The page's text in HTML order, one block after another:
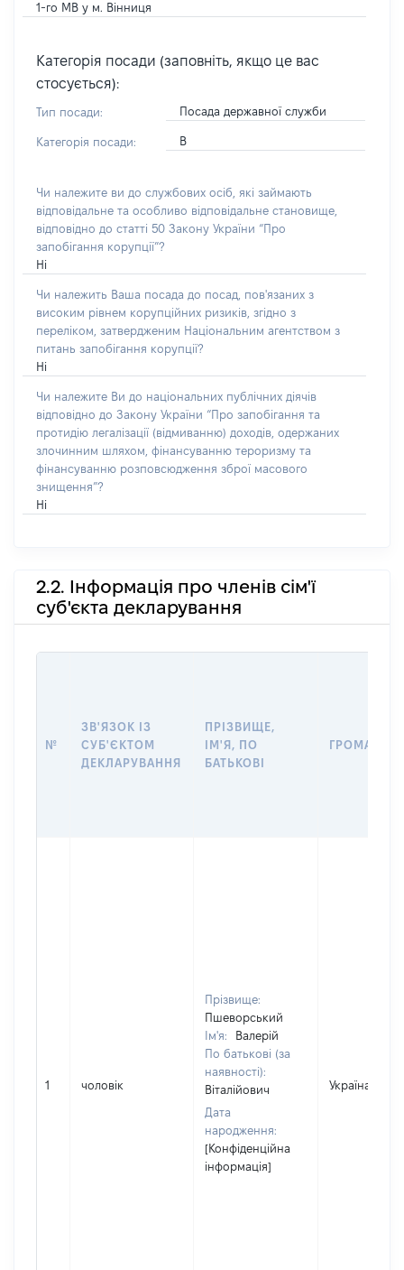
1-го МВ у м. Вінниця
Категорія посади (заповніть, якщо це вас
стосується):
Тип посади: Посада державної служби
Категорія посади: В
Чи належите ви до службових осіб, які займають
відповідальне та особливо відповідальне становище,
відповідно до статті 50 Закону України “Про
запобігання корупції”?
Ні
Чи належить Ваша посада до посад, пов'язаних з
високим рівнем корупційних ризиків, згідно з
переліком, затвердженим Національним агентством з
питань запобігання корупції?
Ні
Чи належите Ви до національних публічних діячів
відповідно до Закону України “Про запобігання та
протидію легалізації (відмиванню) доходів, одержаних
злочинним шляхом, фінансуванню тероризму та
фінансуванню розповсюдження зброї масового
знищення”?
Ні
2.2. Інформація про членів сім'ї
суб'єкта декларування
№
ЗВ'ЯЗОК ІЗ
СУБ'ЄКТОМ
ДЕКЛАРУВАННЯ
ПРІЗВИЩЕ,
ІМ'Я, ПО
БАТЬКОВІ
1 чоловік
Прізвище:
Пшеворський
Ім'я:
Валерій
По батькові (за
наявності):
Віталійович
Дата
народження:
[Конфіденційна
інформація]
Україна